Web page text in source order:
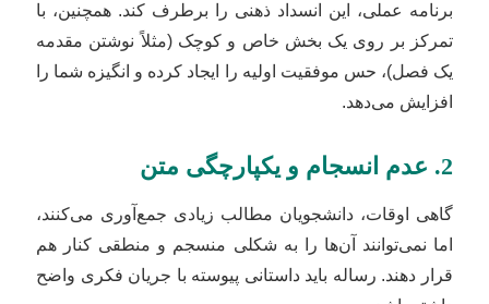
برنامه عملی، این انسداد ذهنی را برطرف کند. همچنین، با
تمرکز بر روی یک بخش خاص و کوچک (مثلاً نوشتن مقدمه
یک فصل)، حس موفقیت اولیه را ایجاد کرده و انگیزه شما را
افزایش می‌دهد.
گاهی اوقات، دانشجویان مطالب زیادی جمع‌آوری می‌کنند،
اما نمی‌توانند آن‌ها را به شکلی منسجم و منطقی کنار هم
قرار دهند. رساله باید داستانی پیوسته با جریان فکری واضح